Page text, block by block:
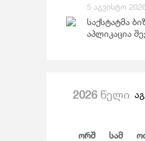
Ჯანდაცვა
5 აგვისტო
საქსტატმა
აპლიკაცია
2026წელი
Ორშ Სამ